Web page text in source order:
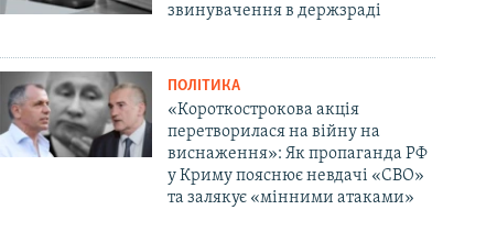
звинувачення в держзраді
ПОЛІТИКА
«Короткострокова акція
перетворилася на війну на
виснаження»: Як пропаганда РФ
у Криму пояснює невдачі «СВО»
та залякує «мінними атаками»